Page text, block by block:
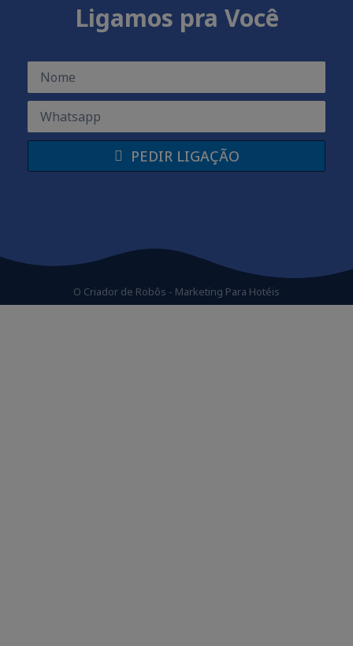
Ligamos pra Você
PEDIR LIGAÇÃO
O Criador de Robôs - Marketing Para Hotéis